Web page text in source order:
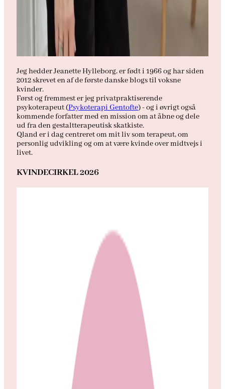
Jeg hedder Jeanette Hylleborg, er født i 1966 og har siden
2012 skrevet en af de første danske blogs til voksne
kvinder.
Først og fremmest er jeg privatpraktiserende
psykoterapeut (Psykoterapi Gentofte) - og i øvrigt også
kommende forfatter med en mission om at åbne og dele
ud fra den gestaltterapeutisk skatkiste.
Qland er i dag centreret om mit liv som terapeut, om
personlig udvikling og om at være kvinde over midtvejs i
livet.
KVINDECIRKEL 2026